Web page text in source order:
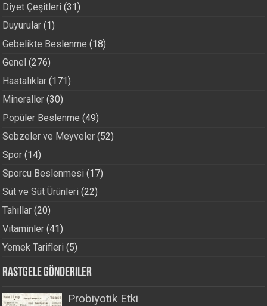
Diyet Çeşitleri (31)
Duyurular (1)
Gebelikte Beslenme (18)
Genel (276)
Hastalıklar (171)
Mineraller (30)
Popüler Beslenme (49)
Sebzeler ve Meyveler (52)
Spor (14)
Sporcu Beslenmesi (17)
Süt ve Süt Ürünleri (22)
Tahıllar (20)
Vitaminler (41)
Yemek Tarifleri (5)
Rastgele Gönderiler
Probiyotik Etki